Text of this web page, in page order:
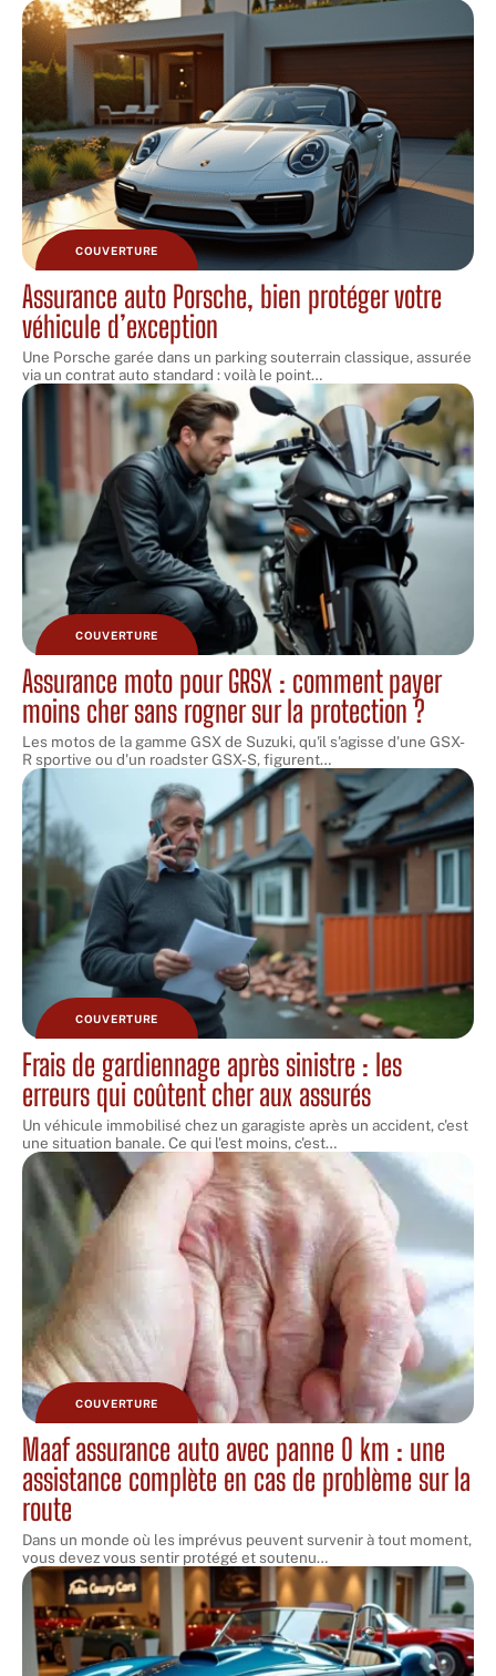
COUVERTURE
Assurance auto Porsche, bien protéger votre
véhicule d’exception
Une Porsche garée dans un parking souterrain classique, assurée
via un contrat auto standard : voilà le point…
COUVERTURE
Assurance moto pour GRSX : comment payer
moins cher sans rogner sur la protection ?
Les motos de la gamme GSX de Suzuki, qu'il s'agisse d'une GSX-
R sportive ou d'un roadster GSX-S, figurent…
COUVERTURE
Frais de gardiennage après sinistre : les
erreurs qui coûtent cher aux assurés
Un véhicule immobilisé chez un garagiste après un accident, c'est
une situation banale. Ce qui l'est moins, c'est…
COUVERTURE
Maaf assurance auto avec panne 0 km : une
assistance complète en cas de problème sur la
route
Dans un monde où les imprévus peuvent survenir à tout moment,
vous devez vous sentir protégé et soutenu…